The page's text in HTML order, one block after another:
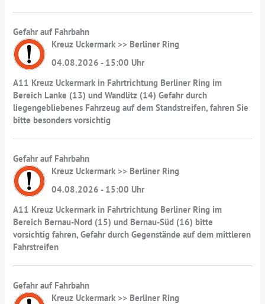
Gefahr auf Fahrbahn
Kreuz Uckermark >> Berliner Ring
04.08.2026 - 15:00 Uhr
A11 Kreuz Uckermark in Fahrtrichtung Berliner Ring im
Bereich Lanke (13) und Wandlitz (14) Gefahr durch
liegengebliebenes Fahrzeug auf dem Standstreifen, fahren Sie
bitte besonders vorsichtig
Gefahr auf Fahrbahn
Kreuz Uckermark >> Berliner Ring
04.08.2026 - 15:00 Uhr
A11 Kreuz Uckermark in Fahrtrichtung Berliner Ring im
Bereich Bernau-Nord (15) und Bernau-Süd (16) bitte
vorsichtig fahren, Gefahr durch Gegenstände auf dem mittleren
Fahrstreifen
Gefahr auf Fahrbahn
Kreuz Uckermark >> Berliner Ring